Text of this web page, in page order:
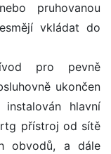
pruhovanou
vkládat do
pro pevně
ukončen
hlavní
přístroj od sítě
obvodů, a dále